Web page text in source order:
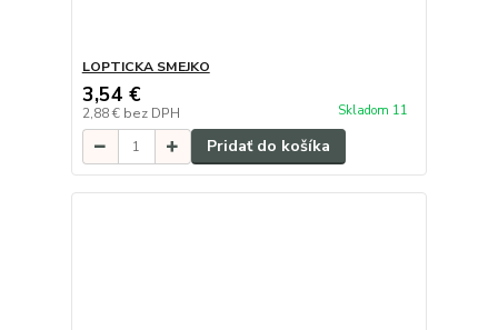
LOPTICKA SMEJKO
3,54 €
2,88 € bez DPH Skladom 11
Pridať do košíka